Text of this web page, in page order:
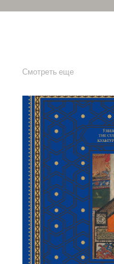
Смотреть еще